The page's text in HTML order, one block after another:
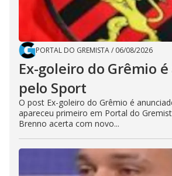
PORTAL DO GREMISTA/ 06/08/2026
Ex-goleiro do Grêmio
pelo Sport
O post Ex-goleiro do Grêmio é
apareceu primeiro em Portal do
Brenno acerta com novo...